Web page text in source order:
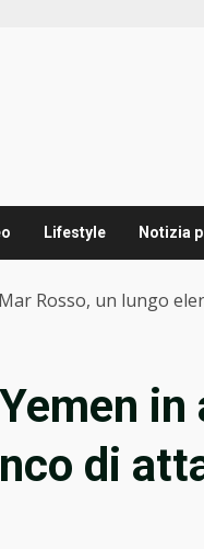
Lifestyle Notizia
Rosso, un lungo
in
di